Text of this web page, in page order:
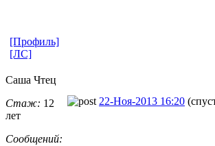
[Профиль]
[ЛС]
Саша Чтец
Стаж: 12
лет
Сообщений:
22-Ноя-2013 16:20